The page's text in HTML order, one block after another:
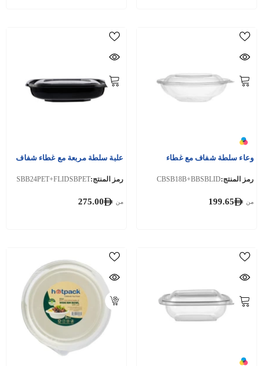
وعاء سلطة شفاف مع غطاء
رمز المنتج:CBSB18B+BBSBLID
من 199.65
علبة سلطة مربعة مع غطاء شفاف
رمز المنتج:SBB24PET+FLIDSBPET
من 275.00